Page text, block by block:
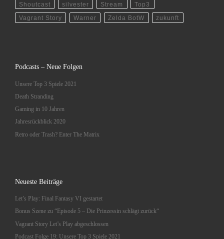
Shoutcast silvester Stream Top3
Vagrant Story Warner Zelda BotW zukunft
Podcasts – Neue Folgen
Unsere Top 3 Spiele 2021
Death Stranding
Gaming in 10 Jahren
Jahresrückblick 2020
Retro oder Trash? Enter The Matrix
Neueste Beiträge
Let’s Play: Final Fantasy VI gestartet
Bonus Szene zu “Episode 5 – Die Prinzessin schlägt zurück“
Vagrant Story Let’s Play abgeschlossen
Podcast Folge 19: Unsere Top 3 Spiele 2021